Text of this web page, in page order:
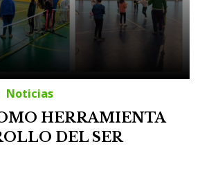
Noticias
HERRAMIENTA
DEL SER